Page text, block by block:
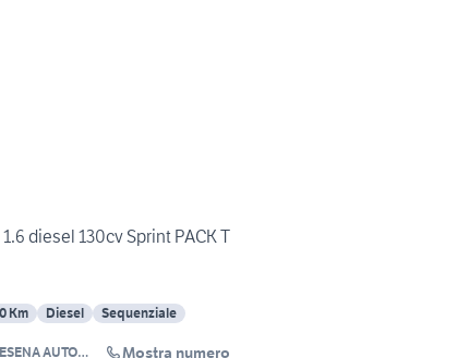
diesel 130cv Sprint PACK T
Km Diesel
Sequenziale
AUTO
Mostra numero